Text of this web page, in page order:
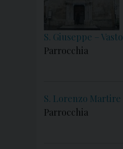
S. Giuseppe – Vasto
Parrocchia
S. Lorenzo Martire
Parrocchia